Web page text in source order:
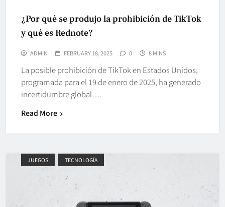
¿Por qué se produjo la prohibición de TikTok
y qué es Rednote?
ADMIN FEBRUARY 18, 2025 0 8 MINS
La posible prohibición de TikTok en Estados Unidos,
programada para el 19 de enero de 2025, ha generado
incertidumbre global….
Read More
JUEGOS TECNOLOGÍA